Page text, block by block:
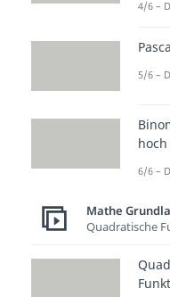
oder
du
4/6 –
5/6 –
hoch
6/6 –
Mathe
Quadratische